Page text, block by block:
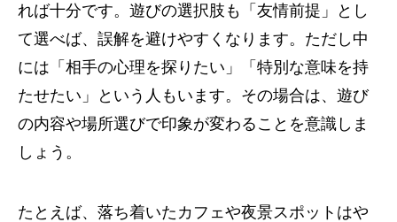
れば十分です。遊びの選択肢も「友情前提」とし
て選べば、誤解を避けやすくなります。ただし中
には「相手の心理を探りたい」「特別な意味を持
たせたい」という人もいます。その場合は、遊び
の内容や場所選びで印象が変わることを意識しま
しょう。
たとえば、落ち着いたカフェや夜景スポットはや